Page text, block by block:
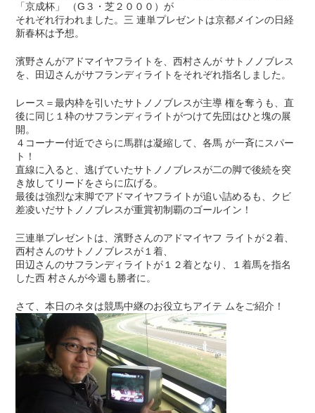
「京成杯」 （G３・芝２０００）が
それぞれ行われました。三 連単プレゼントは京都メインの日経
新春杯は予想。
濱野さんがアドマイヤフライトを、西村さんが サトノノブレス
を、田辺さんがサフランディライトをそれぞれ指名しました。
レース＝最内枠を引いたサトノノブレスが主導 権を奪うも、直
後に同じ１枠のサフランディライトがつけて先団はひと塊の展
開。
４コーナー付近でさらに馬群は凝縮して、各馬 が一斉にスパー
ト！
直線に入ると、逃げていたサトノノブレスが二の脚で後続を突
き放してリードをさらに広げる。
最後は強烈な末脚でアドマイヤフライトが追い詰めるも、クビ
差凌いだサトノノブレスが重賞初制覇のゴールイン！
三連単プレゼントは、濱野さんのアドマイヤフ ライトが２着、
西村さんのサトノノブレスが１着、
田辺さんのサフランディライトが１２着となり、１着馬を指名
した西 村さんが今週も勝者に。
さて、本日のネタは競馬中継のお役立ちアイテ ムをご紹介！